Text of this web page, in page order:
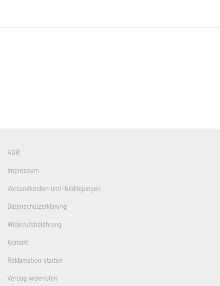
AGB
Impressum
Versandkosten und -bedingungen
Datenschutzerklärung
Widerrufsbelehrung
Kontakt
Reklamation starten
Vertrag widerrufen